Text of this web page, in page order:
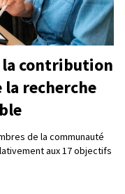
la contribution
recherche
de la communauté
aux 17 objectifs